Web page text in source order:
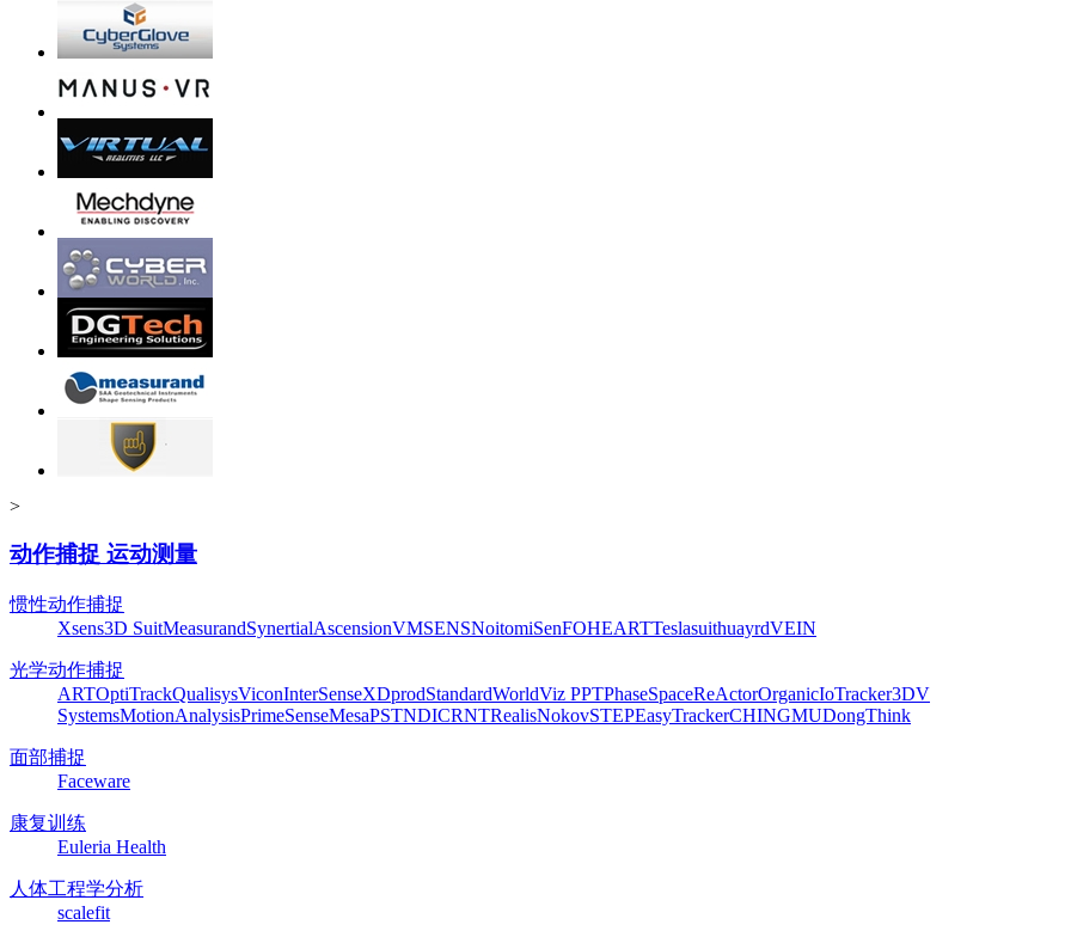
>
动作捕捉 运动测量
惯性动作捕捉
Xsens3D SuitMeasurandSynertialAscensionVMSENSNoitomiSenFOHEARTTeslasuithuayrdVEIN
光学动作捕捉
ARTOptiTrackQualisysViconInterSenseXDprodStandardWorldViz PPTPhaseSpaceReActorOrganicIoTracker3DV
SystemsMotionAnalysisPrimeSenseMesaPSTNDICRNTRealisNokovSTEPEasyTrackerCHINGMUDongThink
面部捕捉
Faceware
康复训练
Euleria Health
人体工程学分析
scalefit